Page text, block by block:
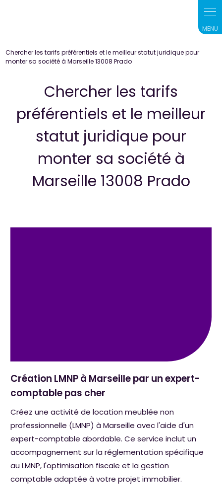
Chercher les tarifs préférentiels et le meilleur statut juridique pour
monter sa société à Marseille 13008 Prado
Chercher les tarifs
préférentiels et le meilleur
statut juridique pour
monter sa société à
Marseille 13008 Prado
Création LMNP à Marseille par un expert-
comptable pas cher
Créez une activité de location meublée non
professionnelle (LMNP) à Marseille avec l'aide d'un
expert-comptable abordable. Ce service inclut un
accompagnement sur la réglementation spécifique
au LMNP, l'optimisation fiscale et la gestion
comptable adaptée à votre projet immobilier.